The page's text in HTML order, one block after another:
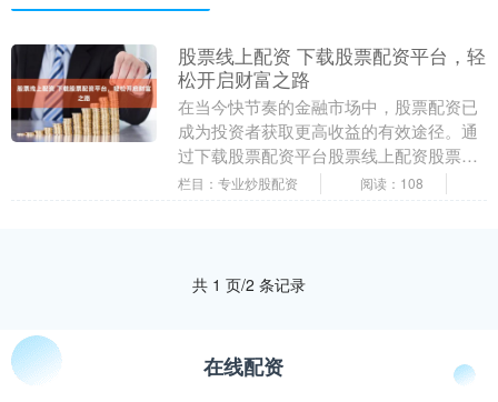
股票线上配资 下载股票配资平台，轻
松开启财富之路
在当今快节奏的金融市场中，股票配资已
成为投资者获取更高收益的有效途径。通
过下载股票配资平台股票线上配资股票线
上配资，您可以轻松开启财富之路。 * **
栏目：专业炒股配资 阅读：108
共 1 页/2 条记录
在线配资